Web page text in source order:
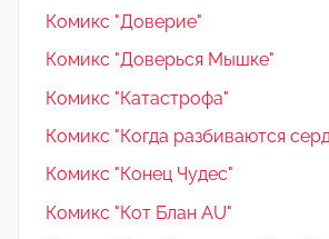
Комикс "Доверие"
Комикс "Доверься Мышке"
Комикс "Катастрофа"
Комикс "Когда разбиваются
Комикс "Конец Чудес"
Комикс "Кот Блан AU"